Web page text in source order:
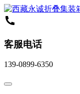
客服电话
139-0899-6350